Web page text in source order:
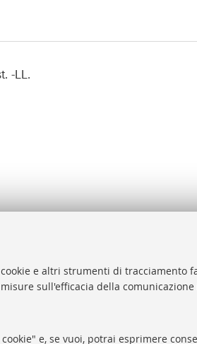
e altri strumenti di tracciamento
sull'efficacia della
e, se vuoi, potrai esprimere
-LL.